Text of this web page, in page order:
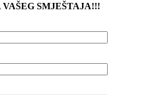
SMJEŠTAJA!!!